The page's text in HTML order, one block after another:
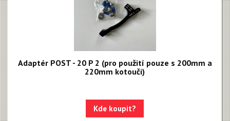
Adaptér POST - 20 P 2 (pro použití pouze s 200mm a
220mm kotouči)
Kde koupit?